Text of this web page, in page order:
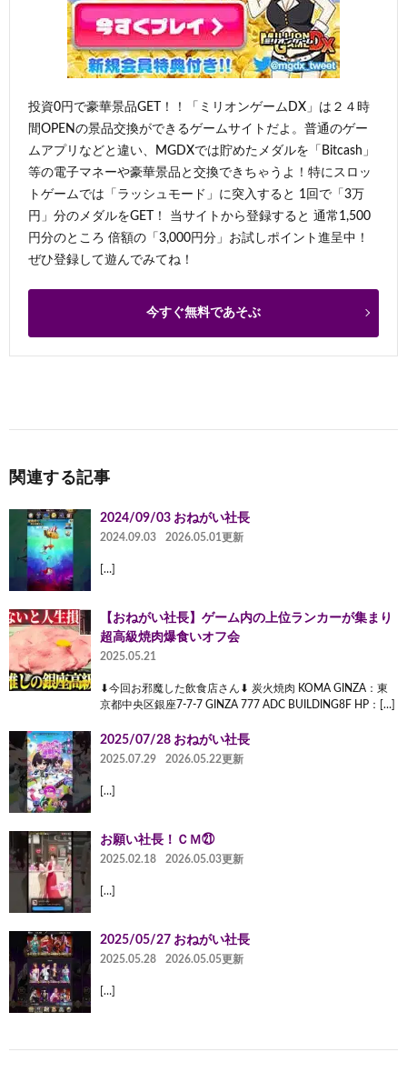
投資0円で豪華景品GET！！「ミリオンゲームDX」は２４時
間OPENの景品交換ができるゲームサイトだよ。普通のゲー
ムアプリなどと違い、MGDXでは貯めたメダルを「Bitcash」
等の電子マネーや豪華景品と交換できちゃうよ！特にスロッ
トゲームでは「ラッシュモード」に突入すると 1回で「3万
円」分のメダルをGET！ 当サイトから登録すると 通常1,500
円分のところ 倍額の「3,000円分」お試しポイント進呈中！
ぜひ登録して遊んでみてね！
今すぐ無料であそぶ
関連する記事
2024/09/03 おねがい社長
2024.09.03 2026.05.01更新
[…]
【おねがい社長】ゲーム内の上位ランカーが集まり
超高級焼肉爆食いオフ会
2025.05.21
⬇︎今回お邪魔した飲食店さん⬇︎ 炭火焼肉 KOMA GINZA：東
京都中央区銀座7-7-7 GINZA 777 ADC BUILDING8F HP：[…]
2025/07/28 おねがい社長
2025.07.29 2026.05.22更新
[…]
お願い社長！ＣＭ㉑
2025.02.18 2026.05.03更新
[…]
2025/05/27 おねがい社長
2025.05.28 2026.05.05更新
[…]